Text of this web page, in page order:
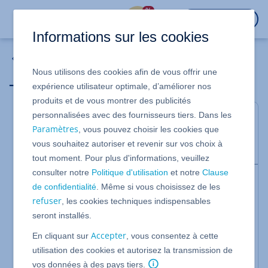
%
_domainconnect
Chaquedomaineenregistré chez IONOS possède
automatiquement l'enregistrementCNAME:
_domainconnect.ionos.com
Les domaines enregistrés avant janvier 2022
peuvent encore avoir l'enregistrement CNAME
_domainconnect.1and1.com assigné. Il n'y a
cependant pas de différence de fonctionnalité
entre les enregistrements
_domainconnect.1and1.com et
Informations sur les cookies
Nous utilisons des cookies afin de vous offrir une
expérience utilisateur optimale, d’améliorer nos
produits et de vous montrer des publicités
personnalisées avec des fournisseurs tiers. Dans les
Paramètres , vous pouvez choisir les cookies que
vous souhaitez autoriser et revenir sur vos choix à
tout moment. Pour plus d'informations, veuillez
consulter notre Politique d'utilisation et notreClause
de confidentialité . Même si vous choisissez de les
refuser , les cookies techniques indispensables
seront installés.
En cliquant surAccepter , vous consentez à cette
utilisation des cookies et autorisez la transmission de
vos données à des pays tiers.